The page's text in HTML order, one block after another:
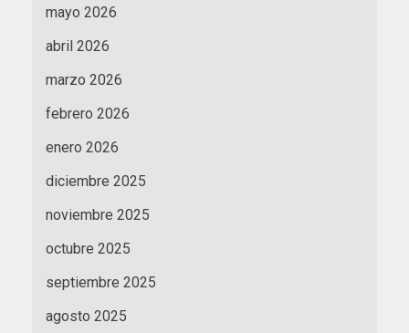
mayo 2026
abril 2026
marzo 2026
febrero 2026
enero 2026
diciembre 2025
noviembre 2025
octubre 2025
septiembre 2025
agosto 2025